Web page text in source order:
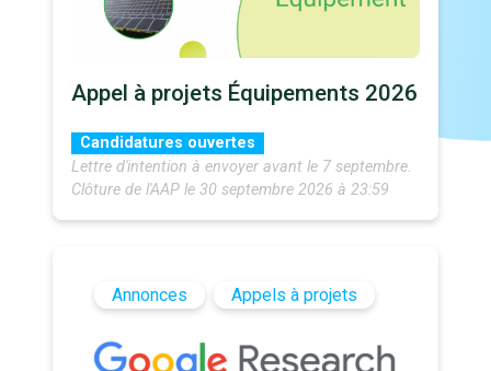
Appel à projets Équipements 2026
Candidatures ouvertes
Lettre d'intention à envoyer avant le 7 septembre.
Clôture de l'AAP le 30 septembre 2026 à 23:59
Annonces Appels à projets